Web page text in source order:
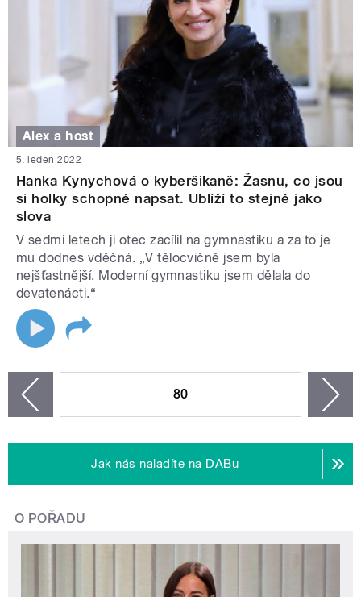
Alex a host
5. leden 2022
Hanka Kynychová o kyberšikaně: Žasnu, co jsou
si holky schopné napsat. Ublíží to stejně jako
slova
V sedmi letech ji otec zacílil na gymnastiku a za to je
mu dodnes vděčná. „V tělocvičně jsem byla
nejšťastnější. Moderní gymnastiku jsem dělala do
devatenácti.“
80
Jak nás naladíte na DABu
O POŘADU